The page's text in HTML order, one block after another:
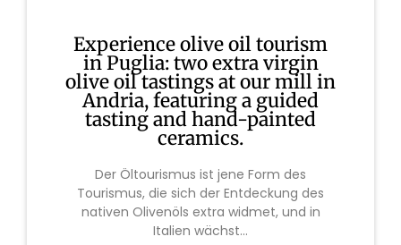
Experience olive oil tourism
in Puglia: two extra virgin
olive oil tastings at our mill in
Andria, featuring a guided
tasting and hand-painted
ceramics.
Der Öltourismus ist jene Form des
Tourismus, die sich der Entdeckung des
nativen Olivenöls extra widmet, und in
Italien wächst...